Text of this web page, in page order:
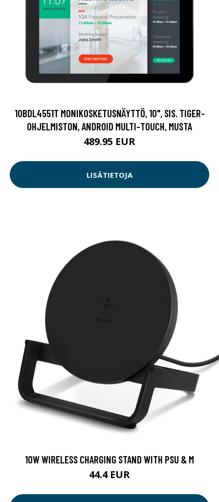
10BDL4551T MONIKOSKETUSNÄYTTÖ, 10", SIS. TIGER-
OHJELMISTON, ANDROID MULTI-TOUCH, MUSTA
489.95 EUR
LISÄTIETOJA
10W WIRELESS CHARGING STAND WITH PSU & M
44.4 EUR